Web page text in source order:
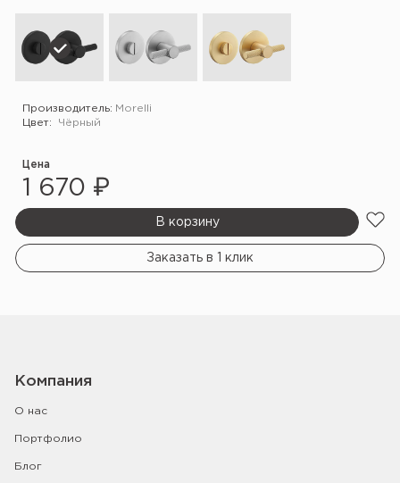
Производитель: Morelli
Цвет:
Чёрный
Цена
1 670 ₽
В корзину
Заказать в 1 клик
Компания
О нас
Портфолио
Блог